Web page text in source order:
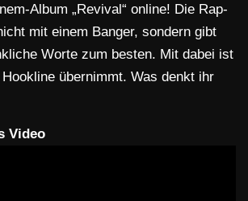
Album „Revival“ online! Die Rap-
mit einem Banger, sondern gibt
Worte zum besten. Mit dabei ist
übernimmt. Was denkt ihr
Video